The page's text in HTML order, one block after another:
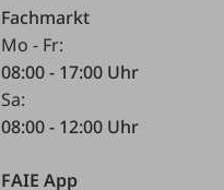
Fachmarkt
Mo - Fr:
08:00 - 17:00 Uhr
Sa:
08:00 - 12:00 Uhr
FAIE App